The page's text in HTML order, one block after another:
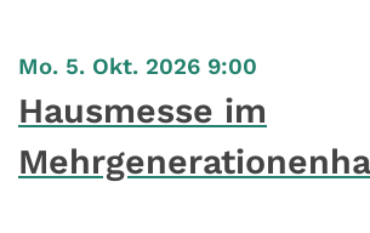
Mo. 5. Okt. 2026 9:00
Hausmesse im